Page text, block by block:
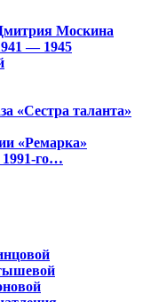
Москина
— 1945
«Сестра таланта»
«Ремарка»
го…